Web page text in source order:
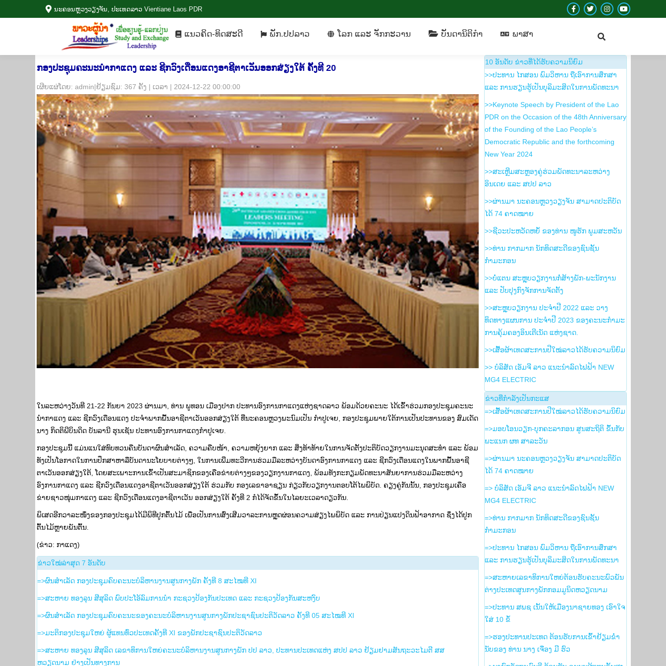
ນະ​ຄອນຫຼວງວຽງ​ຈັນ, ປະ​ເທດ​ລາວ Vientiane Laos PDR
Facebook
in
new
window
Twitter
opens
in
window
Instagram
in
window
YouTube
in
ແນວ​ຄິດ-ທິດ​ສະ​ດີ ພັກ​.ປປລາວ ​ໂລກ ແລະ ຈັກ​ກະ​ວານ ບັນ​ດາ​ນິ​ຕິ​ກຳ ​ພາ​ສາ
ກອງປະຊຸມຄະນະນຳກາແດງ ແລະ ຊີກວົງເດືອນແດງອາຊີຕາເວັນອອກສ່ຽງໃຕ້ ຄັ້ງທີ 20
​ເຜີຍ​ແຜ່​ໂດຍ: admin|ຢ້ຽມ​ຊົມ: 367 ຄັ້ງ | ເວ​ລາ | 2024-12-22 00:00:00
ໃນລະຫວ່າງວັນທີ 21-22 ກັນຍາ 2023 ຜ່ານມາ, ທ່ານ ພູທອນ ເມືອງປາກ ປະທານອົງການກາແດງແຫ່ງຊາດລາວ ພ້ອມດ້ວຍຄະນະ ໄດ້ເຂົ້າຮ່ວມກອງປະຊຸມຄະນະ
ນຳກາແດງ ແລະ ຊີກວົງເດືອນແດງ ປະຈຳພາກພື້ນອາຊີຕາເວັນອອກສ່ຽງໃຕ້ ທີ່ນະຄອນຫຼວງພະນົມເປັນ ກຳປູເຈຍ, ກອງປະຊຸມພາຍໃຕ້ການເປັນປະທານຂອງ ສົມເດັດ
ນາງ ກິດຕິພີບິນດິດ ບັນລານີ ຮຸນເຊັນ ປະທານອົງການກາແດງກຳປູເຈຍ.
ກອງປະຊຸມນີ້ ແມ່ນແນໃສ່ທົບທວນຄືນບັນດາຜົນສຳເລັດ, ຄວາມຄືບໜ້າ, ຄວາມຫຍຸ້ງຍາກ ແລະ ສິ່ງທ້າທ້າຍໃນການຈັດຕັ້ງປະຕິບັດວຽກງານມະນຸດສະທຳ ແລະ ພ້ອມ
ທັງເປັນໂອກາດໃນການປຶກສາຫາລືບັນດານະໂຍບາຍຕ່າງໆ, ໃນການເພີ່ມທະວີການຮ່ວມມືລະຫວ່າງບັນດາອົງການກາແດງ ແລະ ຊີກວົງເດືອນແດງໃນພາກພື້ນອາຊີ
ຕາເວັນອອກສ່ຽງໃຕ້, ໂດຍສະເພາະການເຂົ້າເປັນສະມາຊິກຂອງເຄືອຂ່າຍຕ່າງໆຂອງວຽກງານກາແດງ, ພ້ອມທັງກະກຽມພັດທະນາສັນຍາການຮ່ວມມືລະຫວ່າງ
ອົງການກາແດງ ແລະ ຊີກວົງເດືອນແດງອາຊີຕາເວັນອອກສ່ຽງໃຕ້ ຮ່ວມກັບ ກອງເລຂາອາຊຽນ ກ່ຽວກັບວຽກງານຕອບໂຕ້ໄພພິບັດ. ຄຽງຄູ່ກັນນັ້ນ, ກອງປະຊຸມເຄືອ
ຂ່າຍຊາວໜຸ່ມກາແດງ ແລະ ຊີກວົງເດືອນແດງອາຊີຕາເວັນ ອອກສ່ຽງໃຕ້ ຄັ້ງທີ 2 ກໍໄດ້ຈັດຂຶ້ນໃນໄລຍະເວລາດຽວກັນ.
ພິເສດອີກວາລະໜຶ່ງຂອງກອງປະຊຸມໄດ້ມີພິທີປູກຕົ້ນໄມ້ ເພື່ອເປັນການສົ່ງເສີມວາລະການຫຼຸດຜ່ອນຄວາມສ່ຽງໄພພິບັດ ແລະ ການປ່ຽນແປງດິນຟ້າອາກາດ ຊຶ່ງໄດ້ປູກ
ຕົ້ນໄມ້ຫຼາຍພັນຕົ້ນ.
(ຂ່າວ: ກາແດງ)
​ຂ່າວ​ໃໝ່​ລ່າ​ສຸດ 7 ອັນ​ດັບ
=>ຜົນສໍາເລັດ ກອງປະຊຸມຄົບຄະນະບໍລິຫານງານສູນກາງພັກ ຄັ້ງທີ 8 ສະໄໝທີ XI
=>ສະຫາຍ ທອງລຸນ ສີສຸລິດ ພົບປະໂອ້ລົມການນຳ ກະຊວງປ້ອງກັນປະເທດ ແລະ ກະຊວງປ້ອງກັນສະຫງົບ
=>ຜົນສຳເລັດ ກອງປະຊຸມຄົບຄະນະຂອງຄະນະບໍລິຫານງານສູນກາງພັກປະຊາຊົນປະຕິວັດລາວ ຄັ້ງທີ 05 ສະໄໝທີ XI
=>ມະຕິກອງປະຊຸມໃຫຍ່ ຜູ້ແທນທົ່ວປະເທດຄັ້ງທີ XI ຂອງພັກປະຊາຊົນປະຕິວັດລາວ
=>ສະຫາຍ ທອງລຸນ ສີສຸລິດ ເລຂາທິການໃຫຍ່ຄະນະບໍລິຫານງານສູນກາງພັກ ປປ ລາວ, ປະທານປະເທດແຫ່ງ ສປປ ລາວ ຢ້ຽມຢາມສັນຖະວະໄມຕີ ສສ
ຫວຽດນາມ ຢ່າງເປັນທາງການ
10 ອັນ​ດັບ ຂ່າວ​ທີ່​ໄດ້​ຮັບ​ຄວາມ​ນິ​ຍົມ
>>ປະທານ ໄກສອນ ພົມວິຫານ ຖືເອົາການສຶກສາ
ແລະ ການຮຽນຮູ້ເປັນບຸລິມະສິດໃນການພັດທະນາ
>>Keynote Speech by President of the Lao
PDR on the Occasion of the 48th Anniversary
of the Founding of the Lao People’s
Democratic Republic and the forthcoming
New Year 2024
>>ສະເຫຼີມສະຫຼອງຄູ່ຮ່ວມພັດທະນາລະຫວ່າງ
ອິນເດຍ ແລະ ສປປ ລາວ
>>ຜ່ານມາ ນະຄອນຫຼວງວຽງຈັນ ສາມາດປະຕິບັດ
ໄດ້ 74 ຄາດໝາຍ
>>ຊີວະປະຫວັດຫຍໍ້ ຂອງທ່ານ ໜູຮັກ ພູມສະຫວັນ
>>ທ່ານ ກາກມາກ ນັກທິດສະດີຂອງຊົນຊັ້ນ
ກຳມະກອນ
>>ບໍ່ແຕນ ສະຫຼຸບວຽກງານກໍ່ສ້າງພັກ-ພະນັກງານ
ແລະ ປັບປຸງກົງຈັກການຈັດຕັ້ງ
>>ສະຫຼຸບວຽກງານ ປະຈໍາປີ 2022 ແລະ ວາງ
ທິດທາງແຜນການ ປະຈໍາປີ 2023 ຂອງຄະນະກໍາມະ
ການຄຸ້ມຄອງອິນເຕີເນັດ ແຫ່ງຊາດ.
>>ເສື້ອຜ້າເທດສະການປີໃໝ່ລາວໄດ້ຮັບຄວາມນິຍົມ
>> ບໍລິສັດ ເອັມຈີ ລາວ ແນະນຳລົດໄຟຟ້າ NEW
MG4 ELECTRIC
ຂ່າວ​ທີ່​ກຳ​ລັງ​ເປັນ​ກະ​ແສ
=>ເສື້ອຜ້າເທດສະການປີໃໝ່ລາວໄດ້ຮັບຄວາມນິຍົມ
=>ມອບໂອນວຽກ-ບຸກຄະລາກອນ ສູນສະຖິຕິ ຂຶ້ນກັບ
ພະແນກ ຜທ ສາລະວັນ
=>ຜ່ານມາ ນະຄອນຫຼວງວຽງຈັນ ສາມາດປະຕິບັດ
ໄດ້ 74 ຄາດໝາຍ
=> ບໍລິສັດ ເອັມຈີ ລາວ ແນະນຳລົດໄຟຟ້າ NEW
MG4 ELECTRIC
=>ທ່ານ ກາກມາກ ນັກທິດສະດີຂອງຊົນຊັ້ນ
ກຳມະກອນ
=>ປະທານ ໄກສອນ ພົມວິຫານ ຖືເອົາການສຶກສາ
ແລະ ການຮຽນຮູ້ເປັນບຸລິມະສິດໃນການພັດທະນາ
=>ສະຫາຍເລຂາທິການໃຫຍ່ຕ້ອນຮັບຄະນະພົວພັນ
ຕ່າງປະເທດສູນກາງພັກກອມມູນິດຫວຽດນາມ
=>ປະທານ ສພຊ ເນັ້ນໃຫ້ເມືອງນາຊາຍທອງ ເອົາໃຈ
ໃສ່ 10 ຂໍ້
=>ຮອງ​ປະທານ​ປະເທດ ຕ້ອນຮັບ​ການ​ເຂົ້າ​ຢ້ຽມ​ຂ່ຳ
ນັບ​ຂອງ ທ່ານ ນາງ ເຈືອງ ມີ ຮົວ
ແນວ​ຄິດ-ທິດ​ສະ​ດີ ພັກ​.ປປລາວ ​ໂລກ ແລະ ຈັກ​ກະ​ວານ ບັນ​ດາ​ນິ​ຕິ​ກຳ ​ພາ​ສາ